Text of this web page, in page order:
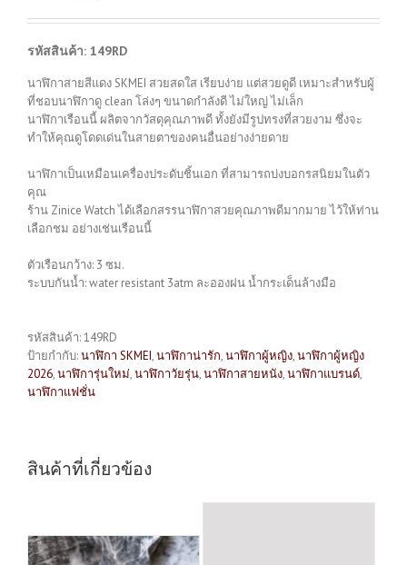
รหัสสินค้า: 149RD
นาฬิกาสายสีแดง SKMEI สวยสดใส เรียบง่าย แต่สวยดูดี เหมาะสำหรับผู้
ที่ชอบนาฬิกาดู clean โล่งๆ ขนาดกำลังดี ไม่ใหญ่ ไม่เล็ก
นาฬิกาเรือนนี้ ผลิตจากวัสดุคุณภาพดี ทั้งยังมีรูปทรงที่สวยงาม ซึ่งจะ
ทำให้คุณดูโดดเด่นในสายตาของคนอื่นอย่างง่ายดาย
นาฬิกาเป็นเหมือนเครื่องประดับชิ้นเอก ที่สามารถบ่งบอกรสนิยมในตัว
คุณ
ร้าน Zinice Watch ได้เลือกสรรนาฬิกาสวยคุณภาพดีมากมาย ไว้ให้ท่าน
เลือกชม อย่างเช่นเรือนนี้
ตัวเรือนกว้าง: 3 ซม.
ระบบกันน้ำ: water resistant 3atm ละอองฝน น้ำกระเด็นล้างมือ
รหัสสินค้า:149RD
ป้ายกำกับ:นาฬิกา SKMEI,นาฬิกาน่ารัก,นาฬิกาผู้หญิง,นาฬิกาผู้หญิง
2026,นาฬิการุ่นใหม่,นาฬิกาวัยรุ่น,นาฬิกาสายหนัง,นาฬิกาแบรนด์,
นาฬิกาแฟชั่น
สินค้าที่เกี่ยวข้อง